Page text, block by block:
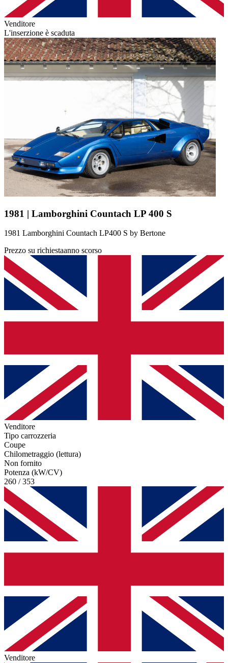
Venditore
L'inserzione è scaduta
1981 | Lamborghini Countach LP 400 S
1981 Lamborghini Countach LP400 S by Bertone
Prezzo su richiestaanno scorso
Venditore
Tipo carrozzeria
Coupe
Chilometraggio (lettura)
Non fornito
Potenza (kW/CV)
260 / 353
Venditore